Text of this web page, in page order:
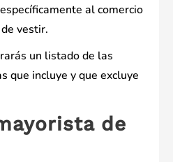
al comercio
vestir.
un listado de las
que incluye y que excluye
de